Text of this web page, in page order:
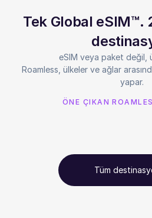
Tek Global
eSIM veya paket değil,
Roamless, ülkeler ve ağlar
yapar.
ÖNE ÇIKAN
Tüm